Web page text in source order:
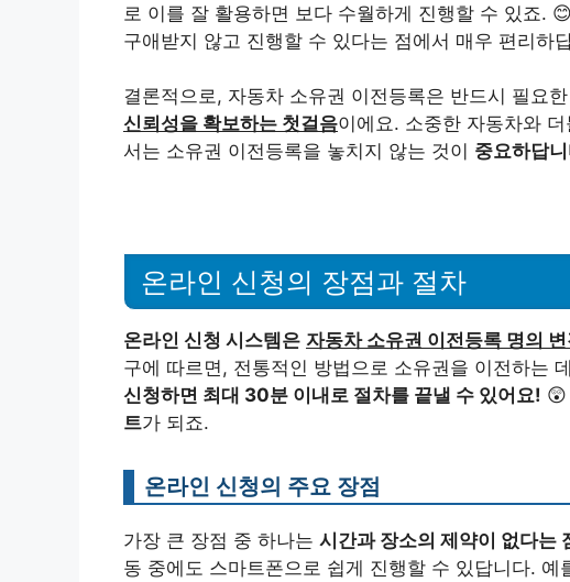
로 이를 잘 활용하면 보다 수월하게 진행할 수 있죠.
구애받지 않고 진행할 수 있다는 점에서 매우 편리하
결론적으로, 자동차 소유권 이전등록은 반드시 필요
신뢰성을 확보하는 첫걸음이에요. 소중한 자동차와
서는 소유권 이전등록을 놓치지 않는 것이 중요하답
온라인 신청의 장점과 절차
온라인 신청 시스템은 자동차 소유권 이전등록 명의
구에 따르면, 전통적인 방법으로 소유권을 이전하는
신청하면 최대 30분 이내로 절차를 끝낼 수 있어요!
트가 되죠.
온라인 신청의 주요 장점
가장 큰 장점 중 하나는 시간과 장소의 제약이 없다는
동 중에도 스마트폰으로 쉽게 진행할 수 있답니다. 예